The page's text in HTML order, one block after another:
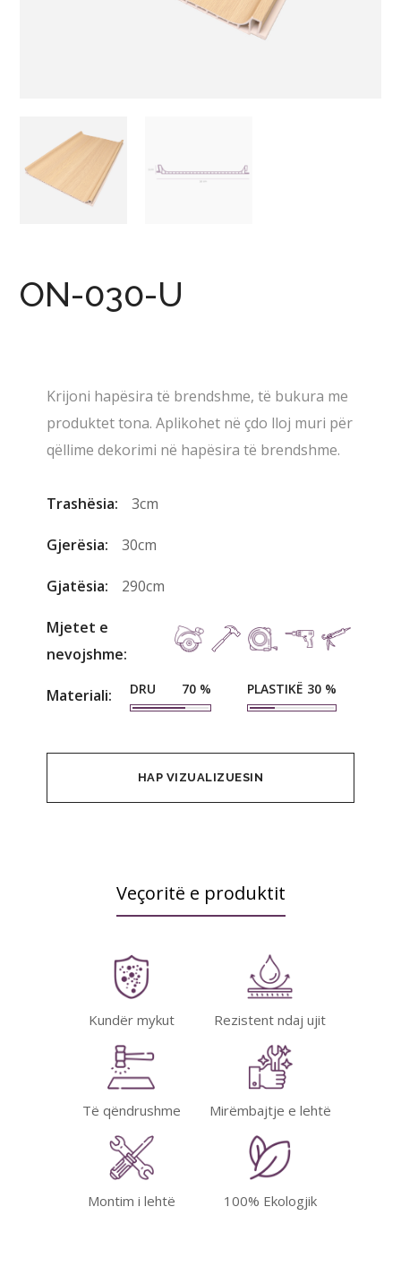
ON-030-U
Krijoni hapësira të brendshme, të bukura me
produktet tona. Aplikohet në çdo lloj muri për
qëllime dekorimi në hapësira të brendshme.
Trashësia: 3cm
Gjerësia: 30cm
Gjatësia: 290cm
Mjetet e
nevojshme:
Materiali: DRU 70 % PLASTIKË 30 %
HAP VIZUALIZUESIN
Veçoritë e produktit
Kundër mykut Rezistent ndaj ujit
Të qëndrushme Mirëmbajtje e lehtë
Montim i lehtë 100% Ekologjik